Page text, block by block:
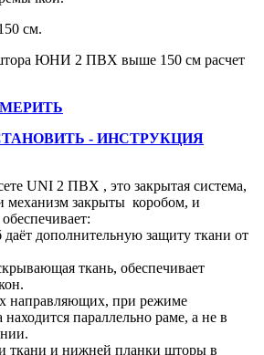
см.
ЮНИ 2 ПВХ выше 150 см расчет
- ИНСТРУКЦИЯ
UNI 2 ПВХ , это закрытая система,
механизм закрыты коробом, и
дополнительную защиту ткани от
ткань, обеспечивает
направляющих, при режиме
параллельно раме, а не в
ткани и нижней планки шторы в